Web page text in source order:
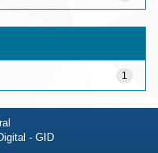
1
- GID